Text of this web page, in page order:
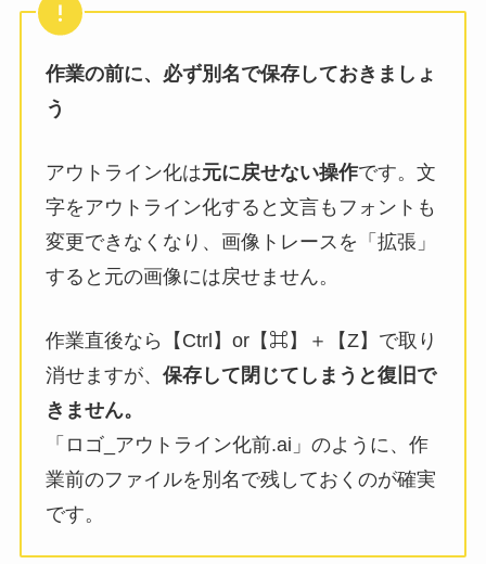
作業の前に、必ず別名で保存しておきましょ
う
アウトライン化は元に戻せない操作です。文
字をアウトライン化すると文言もフォントも
変更できなくなり、画像トレースを「拡張」
すると元の画像には戻せません。
作業直後なら【Ctrl】or【⌘】＋【Z】で取り
消せますが、保存して閉じてしまうと復旧で
きません。
「ロゴ_アウトライン化前.ai」のように、作
業前のファイルを別名で残しておくのが確実
です。